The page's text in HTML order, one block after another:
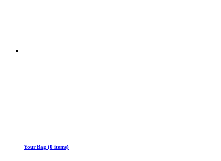
Your Bag (0 items)